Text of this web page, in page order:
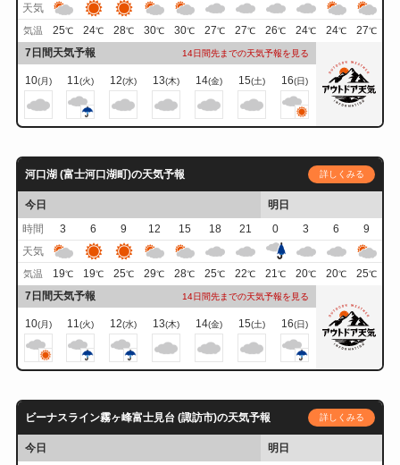
天気
気温 25℃ 24℃ 28℃ 30℃ 30℃ 27℃ 27℃ 26℃ 24℃ 24℃ 27℃
7日間天気予報 14日間先までの天気予報を見る
10(月) 11(火) 12(水) 13(木) 14(金) 15(土) 16(日)
河口湖 (富士河口湖町)の天気予報 詳しくみる
今日
明日
時間
3 6 9 12 15 18 21 0 3 6
9
天気
気温 19℃ 19℃ 25℃ 29℃ 28℃ 25℃ 22℃ 21℃ 20℃ 20℃ 25℃
7日間天気予報 14日間先までの天気予報を見る
10(月) 11(火) 12(水) 13(木) 14(金) 15(土) 16(日)
ビーナスライン霧ヶ峰富士見台 (諏訪市)の天気予報 詳しくみる
今日
明日